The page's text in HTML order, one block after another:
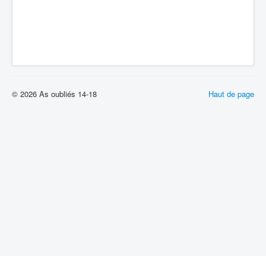
Haut de page
© 2026 As oubliés 14-18